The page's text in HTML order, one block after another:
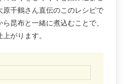
原千鶴さん直伝のこのレシピで
昆布と一緒に煮込むことで、
がります。